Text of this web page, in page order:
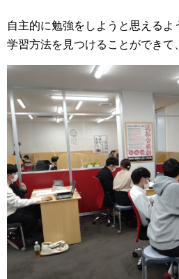
自主的に勉強をしようと思えるよ
学習方法を見つけることができて